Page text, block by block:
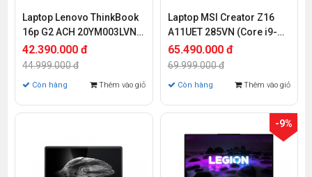
Laptop Lenovo ThinkBook
16p G2 ACH 20YM003LVN
(Ryzen 7-5800H | 16GB |
512GB | RTX 3060 6GB | 16
42.390.000 đ
44.999.000 đ
Còn hàng Thêm vào giỏ
Laptop MSI Creator Z16
A11UET 285VN (Core i9-
11900H | 32GB | 1TB SSD |
RTX3060 Max-Q 6GB | 16
65.490.000 đ
69.999.000 đ
Còn hàng Thêm vào giỏ
-9%